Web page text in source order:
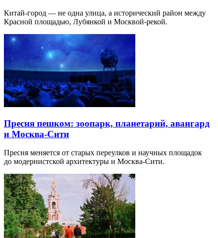
Китай-город — не одна улица, а исторический район между
Красной площадью, Лубянкой и Москвой-рекой.
Пресня пешком: зоопарк, планетарий, авангард
и Москва-Сити
Пресня меняется от старых переулков и научных площадок
до модернистской архитектуры и Москва-Сити.